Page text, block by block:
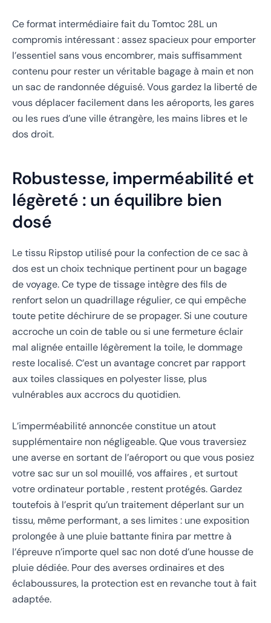
Ce format intermédiaire fait du Tomtoc 28L un
compromis intéressant : assez spacieux pour emporter
l’essentiel sans vous encombrer, mais suffisamment
contenu pour rester un véritable bagage à main et non
un sac de randonnée déguisé. Vous gardez la liberté de
vous déplacer facilement dans les aéroports, les gares
ou les rues d’une ville étrangère, les mains libres et le
dos droit.
Robustesse, imperméabilité et
légèreté : un équilibre bien
dosé
Le tissu Ripstop utilisé pour la confection de ce sac à
dos est un choix technique pertinent pour un bagage
de voyage. Ce type de tissage intègre des fils de
renfort selon un quadrillage régulier, ce qui empêche
toute petite déchirure de se propager. Si une couture
accroche un coin de table ou si une fermeture éclair
mal alignée entaille légèrement la toile, le dommage
reste localisé. C’est un avantage concret par rapport
aux toiles classiques en polyester lisse, plus
vulnérables aux accrocs du quotidien.
L’imperméabilité annoncée constitue un atout
supplémentaire non négligeable. Que vous traversiez
une averse en sortant de l’aéroport ou que vous posiez
votre sac sur un sol mouillé, vos affaires , et surtout
votre ordinateur portable , restent protégés. Gardez
toutefois à l’esprit qu’un traitement déperlant sur un
tissu, même performant, a ses limites : une exposition
prolongée à une pluie battante finira par mettre à
l’épreuve n’importe quel sac non doté d’une housse de
pluie dédiée. Pour des averses ordinaires et des
éclaboussures, la protection est en revanche tout à fait
adaptée.